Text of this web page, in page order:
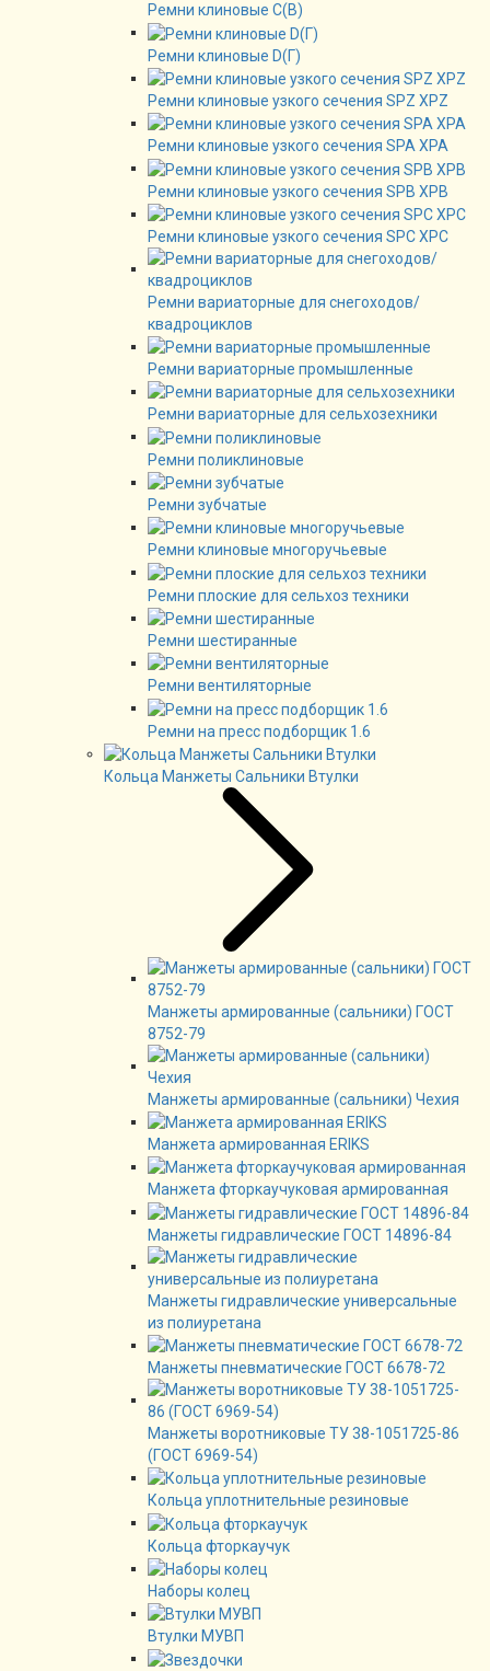
Ремни клиновые C(B)
Ремни клиновые D(Г)
Ремни клиновые узкого сечения SPZ XPZ
Ремни клиновые узкого сечения SPA XPA
Ремни клиновые узкого сечения SPB XPB
Ремни клиновые узкого сечения SPC XPC
Ремни вариаторные для снегоходов/
квадроциклов
Ремни вариаторные промышленные
Ремни вариаторные для сельхозехники
Ремни поликлиновые
Ремни зубчатые
Ремни клиновые многоручьевые
Ремни плоские для сельхоз техники
Ремни шестиранные
Ремни вентиляторные
Ремни на пресс подборщик 1.6
Кольца Манжеты Сальники Втулки
Манжеты армированные (сальники) ГОСТ
8752-79
Манжеты армированные (сальники) Чехия
Манжета армированная ERIKS
Манжета фторкаучуковая армированная
Манжеты гидравлические ГОСТ 14896-84
Манжеты гидравлические универсальные
из полиуретана
Манжеты пневматические ГОСТ 6678-72
Манжеты воротниковые ТУ 38-1051725-86
(ГОСТ 6969-54)
Кольца уплотнительные резиновые
Кольца фторкаучук
Наборы колец
Втулки МУВП